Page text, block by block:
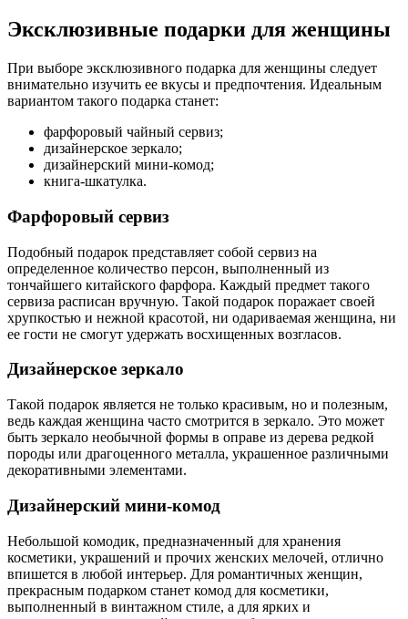
Эксклюзивные подарки для женщины
При выборе эксклюзивного подарка для женщины следует
внимательно изучить ее вкусы и предпочтения. Идеальным
вариантом такого подарка станет:
фарфоровый чайный сервиз;
дизайнерское зеркало;
дизайнерский мини-комод;
книга-шкатулка.
Фарфоровый сервиз
Подобный подарок представляет собой сервиз на
определенное количество персон, выполненный из
тончайшего китайского фарфора. Каждый предмет такого
сервиза расписан вручную. Такой подарок поражает своей
хрупкостью и нежной красотой, ни одариваемая женщина, ни
ее гости не смогут удержать восхищенных возгласов.
Дизайнерское зеркало
Такой подарок является не только красивым, но и полезным,
ведь каждая женщина часто смотрится в зеркало. Это может
быть зеркало необычной формы в оправе из дерева редкой
породы или драгоценного металла, украшенное различными
декоративными элементами.
Дизайнерский мини-комод
Небольшой комодик, предназначенный для хранения
косметики, украшений и прочих женских мелочей, отлично
впишется в любой интерьер. Для романтичных женщин,
прекрасным подарком станет комод для косметики,
выполненный в винтажном стиле, а для ярких и